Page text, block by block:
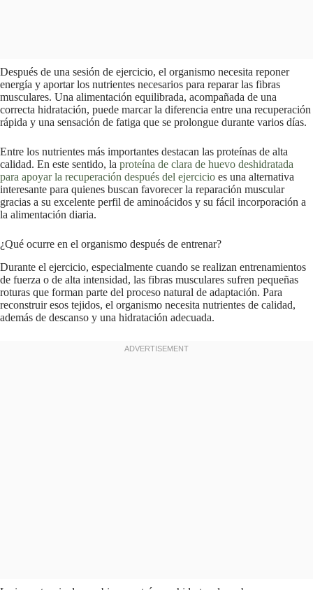
Después de una sesión de ejercicio, el organismo necesita reponer
energía y aportar los nutrientes necesarios para reparar las fibras
musculares. Una alimentación equilibrada, acompañada de una
correcta hidratación, puede marcar la diferencia entre una recuperación
rápida y una sensación de fatiga que se prolongue durante varios días.
Entre los nutrientes más importantes destacan las proteínas de alta
calidad. En este sentido, la proteína de clara de huevo deshidratada
para apoyar la recuperación después del ejercicio es una alternativa
interesante para quienes buscan favorecer la reparación muscular
gracias a su excelente perfil de aminoácidos y su fácil incorporación a
la alimentación diaria.
¿Qué ocurre en el organismo después de entrenar?
Durante el ejercicio, especialmente cuando se realizan entrenamientos
de fuerza o de alta intensidad, las fibras musculares sufren pequeñas
roturas que forman parte del proceso natural de adaptación. Para
reconstruir esos tejidos, el organismo necesita nutrientes de calidad,
además de descanso y una hidratación adecuada.